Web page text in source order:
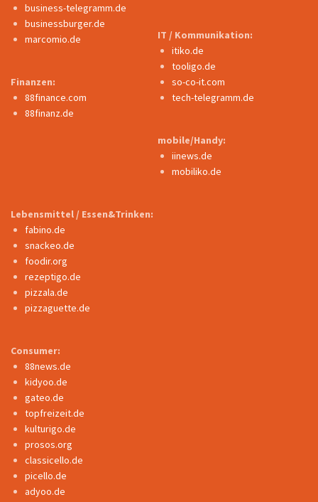
business-telegramm.de
businessburger.de
marcomio.de
Finanzen:
88finance.com
88finanz.de
IT / Kommunikation:
itiko.de
tooligo.de
so-co-it.com
tech-telegramm.de
mobile/Handy:
iinews.de
mobiliko.de
Lebensmittel / Essen&Trinken:
fabino.de
snackeo.de
foodir.org
rezeptigo.de
pizzala.de
pizzaguette.de
Consumer:
88news.de
kidyoo.de
gateo.de
topfreizeit.de
kulturigo.de
prosos.org
classicello.de
picello.de
adyoo.de